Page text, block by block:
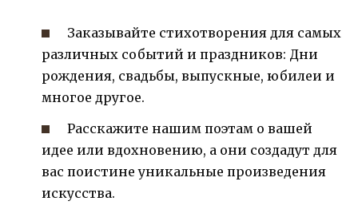
Заказывайте стихотворения для самых
различных событий и праздников: Дни
рождения, свадьбы, выпускные, юбилеи и
многое другое.
Расскажите нашим поэтам о вашей
идее или вдохновению, а они создадут для
вас поистине уникальные произведения
искусства.